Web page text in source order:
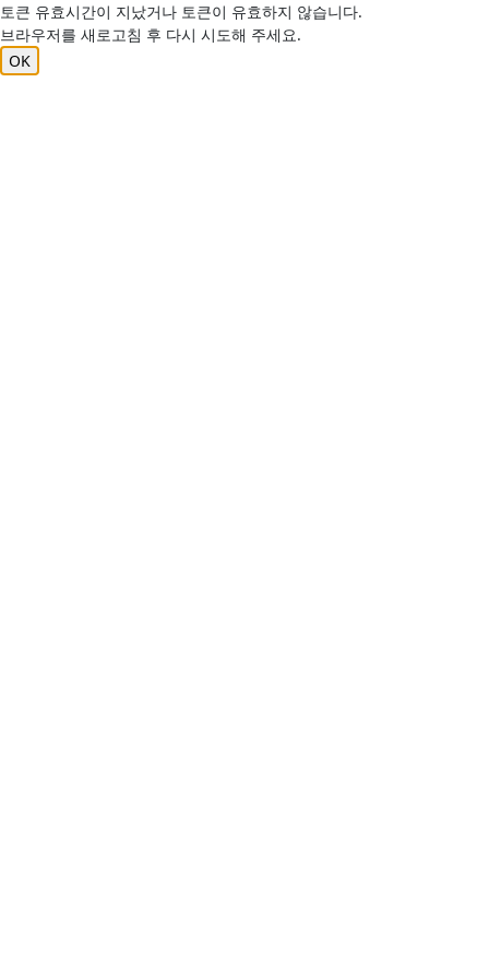
토큰 유효시간이 지났거나 토큰이 유효하지 않습니다.
브라우저를 새로고침 후 다시 시도해 주세요.
OK